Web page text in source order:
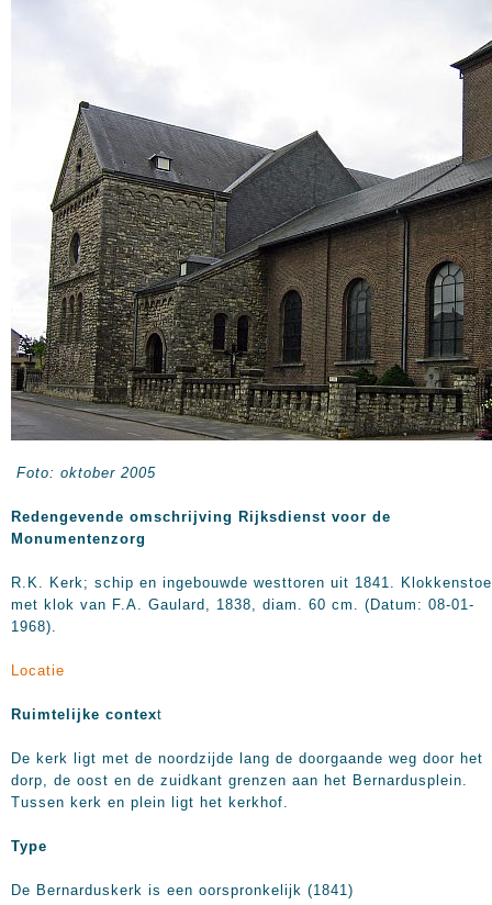
Foto: oktober 2005
Redengevende omschrijving Rijksdienst voor de
Monumentenzorg
R.K. Kerk; schip en ingebouwde westtoren uit 1841.
met klok van F.A. Gaulard, 1838, diam. 60 cm. (Datum: 08-01-
1968).
Locatie
Ruimtelijke context
De kerk ligt met de noordzijde lang de doorgaande weg door het
dorp, de oost en de zuidkant grenzen aan het Bernardusplein.
Tussen kerk en plein ligt het kerkhof.
Type
De Bernarduskerk is een oorspronkelijk (1841)